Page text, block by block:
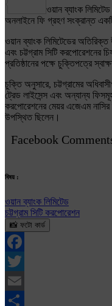
ওয়ান ব্যাংক
অনলাইনে ফি গ্রহণ সংক্রান্ত
ওয়ান ব্যাংক লিমিটেডের
এবং চট্টগ্রাম সিটি করপোরেশনের
প্রতিষ্ঠানের পক্ষে চুক্তিপত্রে
চুক্তি অনুসারে, চট্টগ্রামের
ট্রেড লাইসেন্স এবং অন্যান্য
করপোরেশনের মেয়র এজেএম নাসির
উপস্থিত ছিলেন।
Facebook
বিষয় :
ওয়ান ব্যাংক লিমিটেড
চট্টগ্রাম সিটি করপোরেশন
📸 ফটো কার্ড
Facebook
Twitter
Email